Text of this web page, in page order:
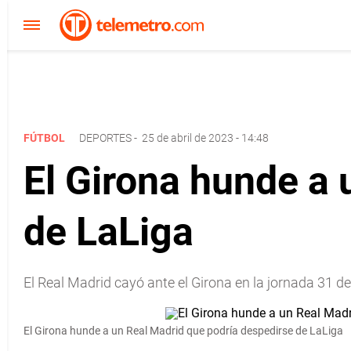
FÚTBOL DEPORTES- 25 de abril de 2023 - 14:48
El Girona hunde
de LaLiga
El Real Madrid cayó ante el Girona en la jornada 31
El Girona hunde a un Real Madrid que podría despedirse de LaLiga